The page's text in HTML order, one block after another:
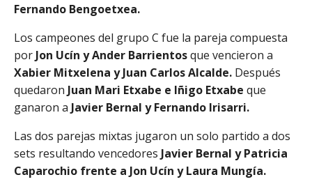
Fernando Bengoetxea.
Los campeones del grupo C fue la pareja compuesta
por Jon Ucín y Ander Barrientosque vencieron a
Xabier Mitxelena y Juan Carlos Alcalde. Después
quedaron Juan Mari Etxabe e Iñigo Etxabe que
ganaron a Javier Bernal y Fernando Irisarri.
Las dos parejas mixtas jugaron un solo partido a dos
sets resultando vencedores Javier Bernal y Patricia
Caparochio frente a Jon Ucín y Laura Mungía.